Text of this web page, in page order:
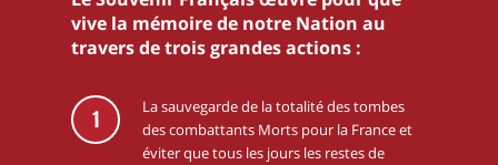
vive la mémoire de notre Nation au
travers de trois grandes actions :
1
La sauvegarde de la totalité des tombes
des combattants Morts pour la France et
éviter que tous les jours les restes de